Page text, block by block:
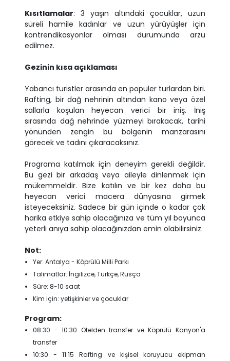
Kısıtlamalar: 3 yaşın altındaki çocuklar, uzun
süreli hamile kadınlar ve uzun yürüyüşler için
kontrendikasyonlar olması durumunda arzu
edilmez.
Gezinin kısa açıklaması
Yabancı turistler arasında en popüler turlardan biri.
Rafting, bir dağ nehrinin altından kano veya özel
sallarla koşulan heyecan verici bir iniş. İniş
sırasında dağ nehrinde yüzmeyi bırakacak, tarihi
yönünden zengin bu bölgenin manzarasını
görecek ve tadını çıkaracaksınız.
Programa katılmak için deneyim gerekli değildir.
Bu gezi bir arkadaş veya aileyle dinlenmek için
mükemmeldir. Bize katılın ve bir kez daha bu
heyecan verici macera dünyasına girmek
isteyeceksiniz. Sadece bir gün içinde o kadar çok
harika etkiye sahip olacağınıza ve tüm yıl boyunca
yeterli anıya sahip olacağınızdan emin olabilirsiniz.
Not:
Yer: Antalya - Köprülü Milli Parkı
Talimatlar: İngilizce, Türkçe, Rusça
Süre: 8-10 saat
Kim için: yetişkinler ve çocuklar
Program:
08:30 - 10:30 Otelden transfer ve Köprülü Kanyon'a
transfer
10:30 - 11:15 Rafting ve kişisel koruyucu ekipman